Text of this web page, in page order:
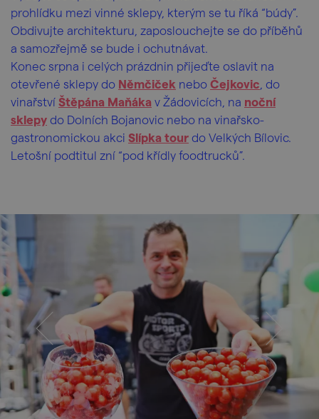
prohlídku mezi vinné sklepy, kterým se tu říká “búdy”.
Obdivujte architekturu, zaposlouchejte se do příběhů
a samozřejmě se bude i ochutnávat.
Konec srpna i celých prázdnin přijeďte oslavit na
otevřené sklepy do Němčiček nebo Čejkovic , do
vinařství Štěpána Maňáka v Žádovicích, na noční
sklepy do Dolních Bojanovic nebo na vinařsko-
gastronomickou akci Slípka tour do Velkých Bílovic.
Letošní podtitul zní “pod křídly foodtrucků”.